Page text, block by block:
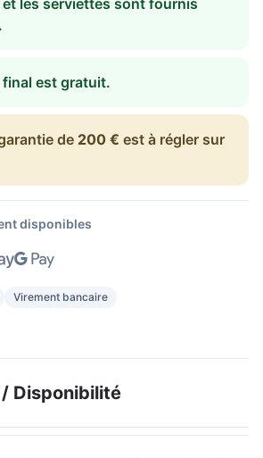
est gratuit.
de 200 € est à régler sur
disponibles
Virement bancaire
Disponibilité